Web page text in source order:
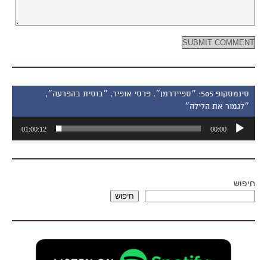
סינמסקופ 505: ״ספיידרמן״, פרסי אופיר, ״בוסית בהפרעה״,
״לגמור את הלילה״
אודיו
00:00
01:00:12
חיפוש
חיפוש